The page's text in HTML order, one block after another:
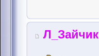
Л_Зайчик